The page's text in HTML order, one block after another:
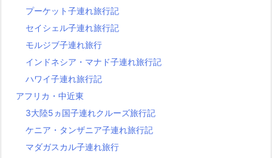
プーケット子連れ旅行記
セイシェル子連れ旅行記
モルジブ子連れ旅行
インドネシア・マナド子連れ旅行記
ハワイ子連れ旅行記
アフリカ・中近東
3大陸5ヵ国子連れクルーズ旅行記
ケニア・タンザニア子連れ旅行記
マダガスカル子連れ旅行